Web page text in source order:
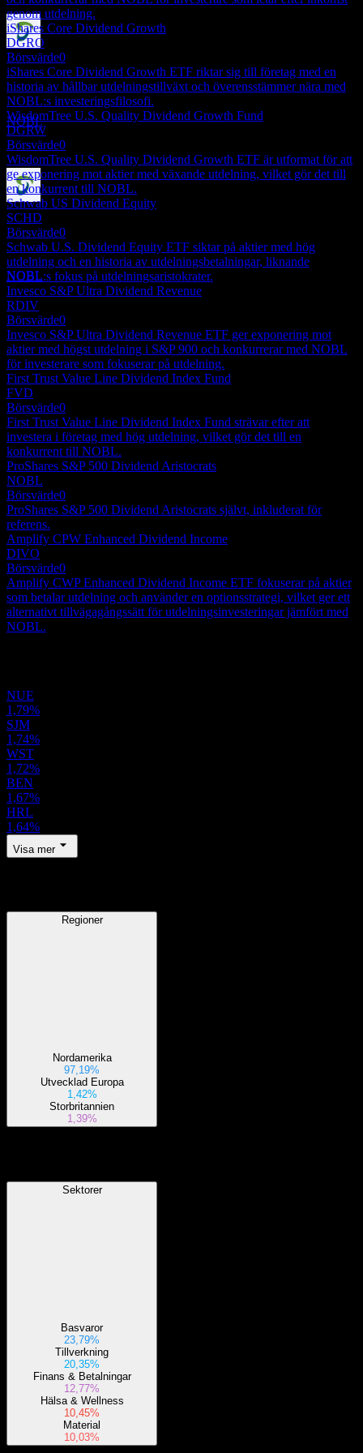
Utdelningsbetalning
30
SEP 27
ProShares S&P 500 Dividend Aristocrats
Uppskattad
NOBL
Ex-utdelning
24
DEC 27
ProShares S&P 500 Dividend Aristocrats
Uppskattad
NOBL
genom utdelning.
iShares Core Dividend Growth
DGRO
Börsvärde0
iShares Core Dividend Growth ETF riktar sig till företag med en
historia av hållbar utdelningstillväxt och överensstämmer nära med
NOBL:s investeringsfilosofi.
WisdomTree U.S. Quality Dividend Growth Fund
DGRW
Börsvärde0
WisdomTree U.S. Quality Dividend Growth ETF är utformat för att
ge exponering mot aktier med växande utdelning, vilket gör det till
en konkurrent till NOBL.
Schwab US Dividend Equity
SCHD
Börsvärde0
Schwab U.S. Dividend Equity ETF siktar på aktier med hög
utdelning och en historia av utdelningsbetalningar, liknande
NOBL:s fokus på utdelningsaristokrater.
Invesco S&P Ultra Dividend Revenue
RDIV
Börsvärde0
Invesco S&P Ultra Dividend Revenue ETF ger exponering mot
aktier med högst utdelning i S&P 900 och konkurrerar med NOBL
för investerare som fokuserar på utdelning.
First Trust Value Line Dividend Index Fund
FVD
Börsvärde0
First Trust Value Line Dividend Index Fund strävar efter att
investera i företag med hög utdelning, vilket gör det till en
konkurrent till NOBL.
ProShares S&P 500 Dividend Aristocrats
NOBL
Börsvärde0
ProShares S&P 500 Dividend Aristocrats självt, inkluderat för
referens.
Amplify CPW Enhanced Dividend Income
DIVO
Börsvärde0
Amplify CWP Enhanced Dividend Income ETF fokuserar på aktier
som betalar utdelning och använder en optionsstrategi, vilket ger ett
alternativt tillvägagångssätt för utdelningsinvesteringar jämfört med
NOBL.
NUE
1,79%
SJM
1,74%
WST
1,72%
BEN
1,67%
HRL
1,64%
Visa mer
Regioner
Nordamerika
97,19%
Utvecklad Europa
1,42%
Storbritannien
1,39%
Sektorer
Basvaror
23,79%
Tillverkning
20,35%
Finans & Betalningar
12,77%
Hälsa & Wellness
10,45%
Material
10,03%